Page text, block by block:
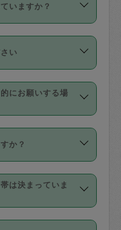
、延長機能をご
利用いただくに
必要です。な
、値引き等はござ
いますか？
タスカジさん自
ています。
には最初は制限
レビューの平均
能な最高額が上
ています。
い
カード（Visa／
EXPRESS／
ります。
い。プロフィー
だかなくても大
イドカード（Vプ
）は支払にはご利
にお願いする場
「定期（毎週｜
」の依頼は「ス
でご利用できま
けていない代わ
ャンセルは有償
か？
途発生し、依頼
お支払いとなり
依頼の詳細」に
は決まっていま
。いずれも１回あ